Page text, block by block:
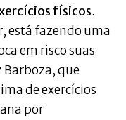
físicos.
está fazendo uma
em risco suas
Barboza, que
de exercícios
por